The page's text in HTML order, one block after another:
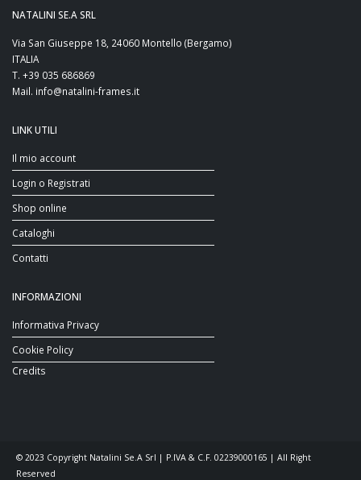
NATALINI SE.A SRL
Via San Giuseppe 18, 24060 Montello (Bergamo)
ITALIA
T. +39 035 686869
Mail. info@natalini-frames.it
LINK UTILI
Il mio account
Login o Registrati
Shop online
Cataloghi
Contatti
INFORMAZIONI
Informativa Privacy
Cookie Policy
Credits
© 2023 Copyright Natalini Se.A Srl | P.IVA & C.F. 02239000165 | All Right
Reserved